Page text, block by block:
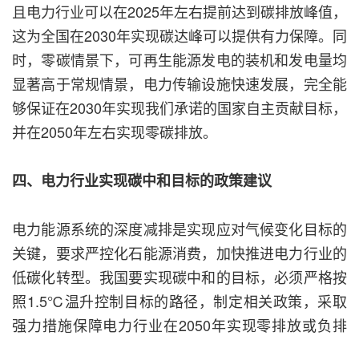
且电力行业可以在2025年左右提前达到碳排放峰值，
这为全国在2030年实现碳达峰可以提供有力保障。同
时，零碳情景下，可再生能源发电的装机和发电量均
显著高于常规情景，电力传输设施快速发展，完全能
够保证在2030年实现我们承诺的国家自主贡献目标，
并在2050年左右实现零碳排放。
四、电力行业实现碳中和目标的政策建议
电力能源系统的深度减排是实现应对气候变化目标的
关键，要求严控化石能源消费，加快推进电力行业的
低碳化转型。我国要实现碳中和的目标，必须严格按
照1.5℃温升控制目标的路径，制定相关政策，采取
强力措施保障电力行业在2050年实现零排放或负排